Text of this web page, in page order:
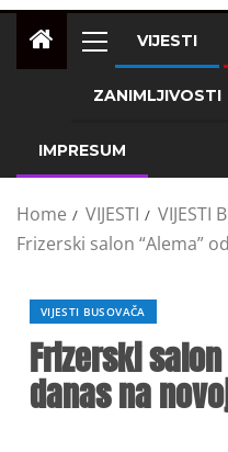
VIJESTI
ZANIMLJIVOSTI
IMPRESUM
Home VIJESTI
VIJESTI
Frizerski salon “Alema”
VIJESTI BUSOVAČA
Frizerski
danas na